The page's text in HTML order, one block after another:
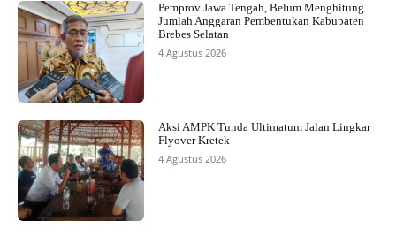
Pemprov Jawa Tengah, Belum Menghitung
Jumlah Anggaran Pembentukan Kabupaten
Brebes Selatan
4 Agustus 2026
Aksi AMPK Tunda Ultimatum Jalan Lingkar
Flyover Kretek
4 Agustus 2026